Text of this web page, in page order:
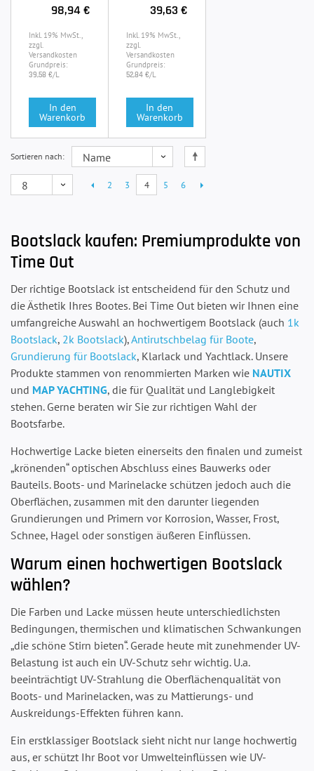
98,94 €
Inkl. 19% MwSt.,
zzgl.
Versandkosten
Grundpreis:
39,58 €/L
In den
Warenkorb
39,63 €
Inkl. 19% MwSt.,
zzgl.
Versandkosten
Grundpreis:
52,84 €/L
In den
Warenkorb
Sortieren nach
2 3 4 5 6
Bootslack kaufen: Premiumprodukte von
Time Out
Der richtige Bootslack ist entscheidend für den Schutz und
die Ästhetik Ihres Bootes. Bei Time Out bieten wir Ihnen eine
umfangreiche Auswahl an hochwertigem Bootslack (auch 1k
Bootslack, 2k Bootslack),Antirutschbelag für Boote,
Grundierung für Bootslack, Klarlack und Yachtlack. Unsere
Produkte stammen von renommierten Marken wie NAUTIX
und MAP YACHTING, die für Qualität und Langlebigkeit
stehen. Gerne beraten wir Sie zur richtigen Wahl der
Bootsfarbe.
Hochwertige Lacke bieten einerseits den finalen und zumeist
„krönenden“ optischen Abschluss eines Bauwerks oder
Bauteils. Boots- und Marinelacke schützen jedoch auch die
Oberflächen, zusammen mit den darunter liegenden
Grundierungen und Primern vor Korrosion, Wasser, Frost,
Schnee, Hagel oder sonstigen äußeren Einflüssen.
Warum einen hochwertigen Bootslack
wählen?
Die Farben und Lacke müssen heute unterschiedlichsten
Bedingungen, thermischen und klimatischen Schwankungen
„die schöne Stirn bieten“. Gerade heute mit zunehmender UV-
Belastung ist auch ein UV-Schutz sehr wichtig. U.a.
beeinträchtigt UV-Strahlung die Oberflächenqualität von
Boots- und Marinelacken, was zu Mattierungs- und
Auskreidungs-Effekten führen kann.
Ein erstklassiger Bootslack sieht nicht nur lange hochwertig
aus, er schützt Ihr Boot vor Umwelteinflüssen wie UV-